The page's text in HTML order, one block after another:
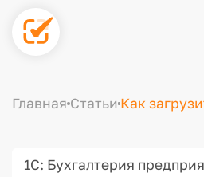
Главная Статьи Как
1С: Бухгалтерия